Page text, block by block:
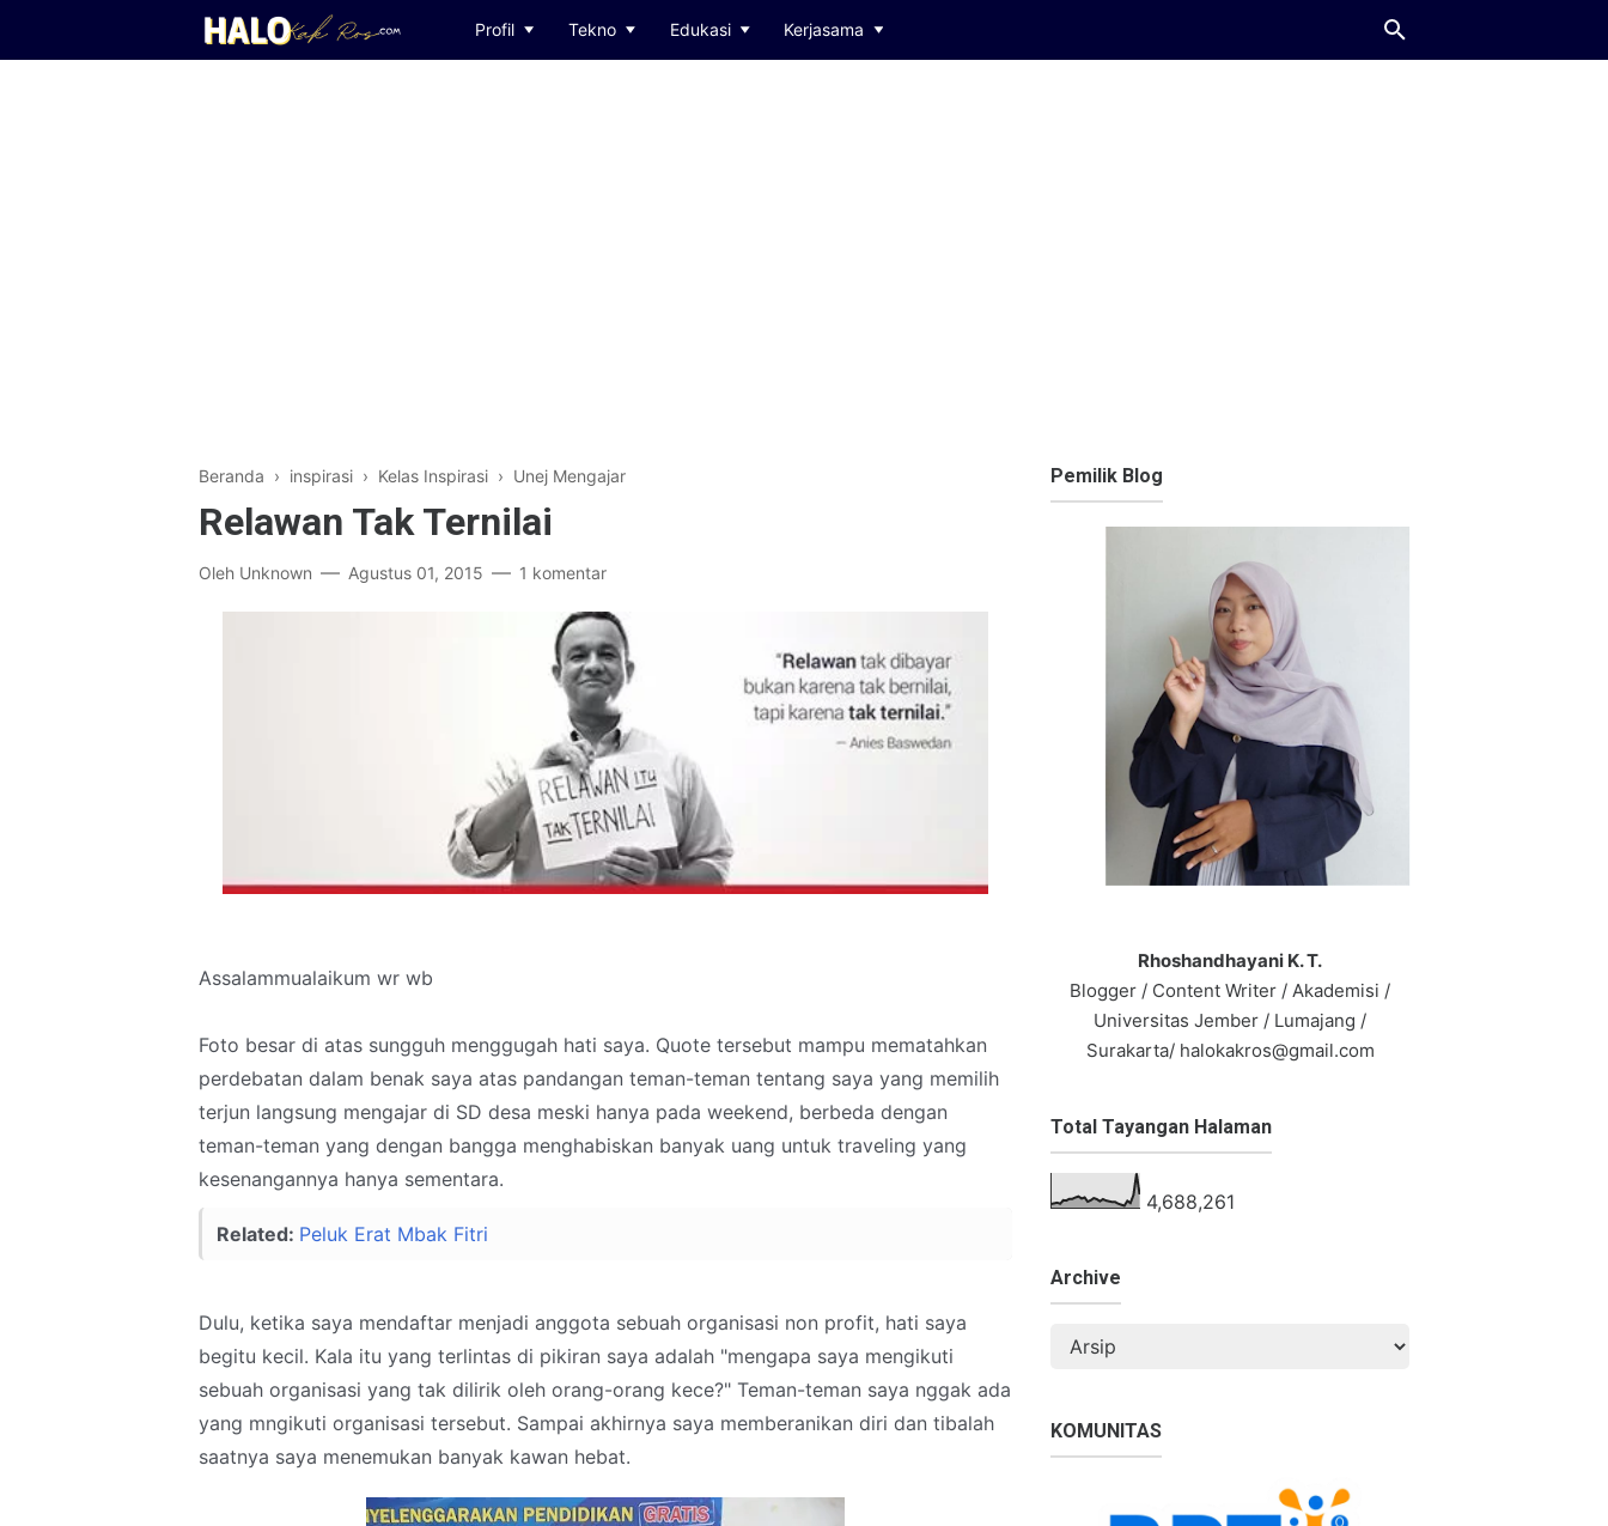
Profil Tekno Edukasi Kerjasama
Beranda › inspirasi › Kelas Inspirasi › Unej Mengajar
Relawan Tak Ternilai
Oleh Unknown Agustus 01, 2015 1 komentar
Assalammualaikum wr wb
Foto besar di atas sungguh menggugah hati saya. Quote tersebut mampu mematahkan
perdebatan dalam benak saya atas pandangan teman-teman tentang saya yang memilih
terjun langsung mengajar di SD desa meski hanya pada weekend, berbeda dengan
teman-teman yang dengan bangga menghabiskan banyak uang untuk traveling yang
kesenangannya hanya sementara.
Related: Peluk Erat Mbak Fitri
Dulu, ketika saya mendaftar menjadi anggota sebuah organisasi non profit, hati saya
begitu kecil. Kala itu yang terlintas di pikiran saya adalah "mengapa saya mengikuti
sebuah organisasi yang tak dilirik oleh orang-orang kece?" Teman-teman saya nggak ada
yang mngikuti organisasi tersebut. Sampai akhirnya saya memberanikan diri dan tibalah
saatnya saya menemukan banyak kawan hebat.
Pemilik Blog
Rhoshandhayani K. T.
Blogger / Content Writer / Akademisi /
Universitas Jember / Lumajang /
Surakarta/ halokakros@gmail.com
Total Tayangan Halaman
4,688,261
Archive
KOMUNITAS